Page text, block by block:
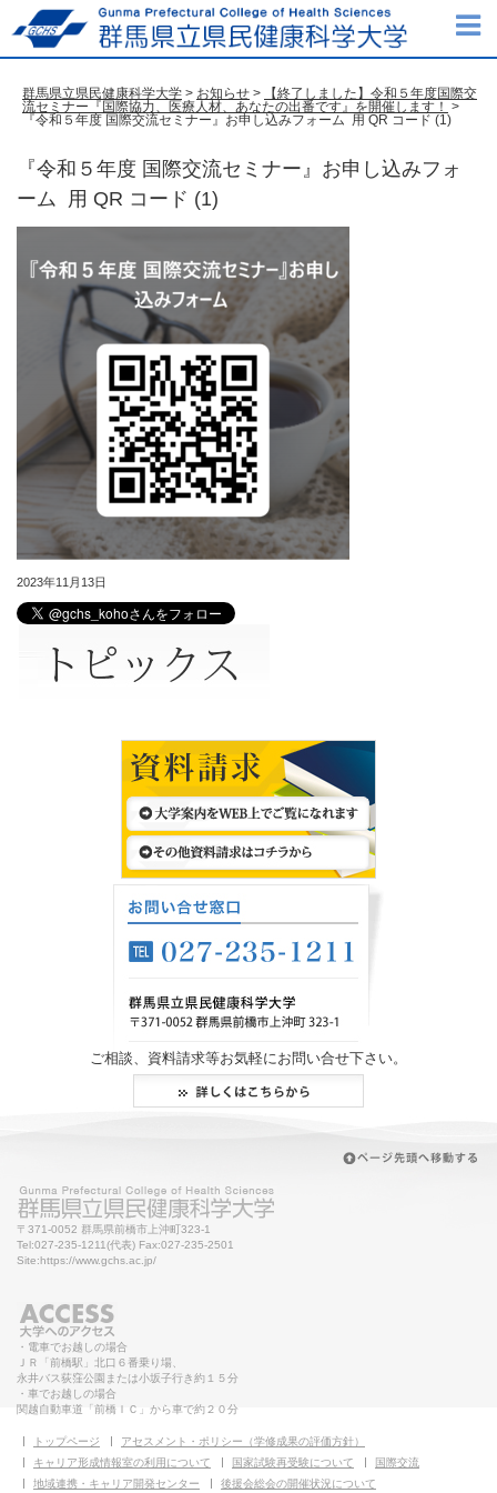
群馬県立県民健康科学大学 > お知らせ >
【終了しました】令和５年度国際交
流セミナー『国際協力、医療人材、あなたの出番です』を開催します！ >
『令和５年度 国際交流セミナー』お申し込みフォーム 用 QR コード (1)
『令和５年度 国際交流セミナー』お申し込みフォ
ーム 用 QR コード (1)
2023年11月13日
ご相談、資料請求等お気軽にお問い合せ下さい。
〒371-0052 群馬県前橋市上沖町323-1
Tel:027-235-1211(代表) Fax:027-235-2501
Site:https://www.gchs.ac.jp/
・電車でお越しの場合
ＪＲ「前橋駅」北口６番乗り場、
永井バス荻窪公園または小坂子行き約１５分
・車でお越しの場合
関越自動車道「前橋ＩＣ」から車で約２０分
トップページ
アセスメント・ポリシー（学修成果の評価方針）
キャリア形成情報室の利用について
国家試験再受験について
国際交流
地域連携・キャリア開発センター
後援会総会の開催状況について